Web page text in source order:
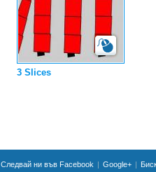
3 Slices
Следвай ни във Facebook Google+